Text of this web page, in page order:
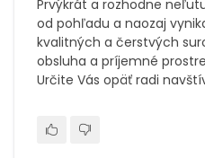
Prvýkrát a rozhodne
od pohľadu a naozaj
kvalitných a čerstvých
obsluha a príjemné
Určite Vás opäť radi